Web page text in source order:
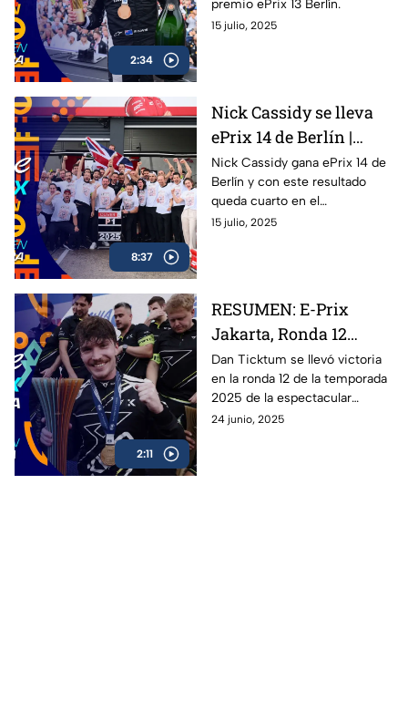
2:34
premio ePrix 13 Berlín.
15 julio, 2025
8:37
Nick Cassidy se lleva
ePrix 14 de Berlín |
Oliver Rowland se
corona
Nick Cassidy gana ePrix 14 de
Berlín y con este resultado
queda cuarto en el
campeonato de conductores;
victoria en el premio de Berlín.
15 julio, 2025
2:11
RESUMEN: E-Prix
Jakarta, Ronda 12
Fórmula E 2025
Dan Ticktum se llevó victoria
en la ronda 12 de la temporada
2025 de la espectacular
Fórmula E: revive los mejores
24 junio, 2025